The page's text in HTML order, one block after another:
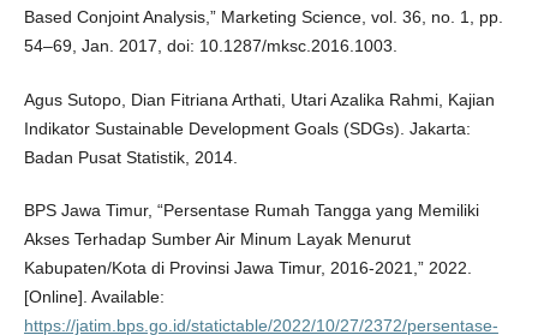
Based Conjoint Analysis,” Marketing Science, vol. 36, no. 1, pp.
54–69, Jan. 2017, doi: 10.1287/mksc.2016.1003.
Agus Sutopo, Dian Fitriana Arthati, Utari Azalika Rahmi, Kajian
Indikator Sustainable Development Goals (SDGs). Jakarta:
Badan Pusat Statistik, 2014.
BPS Jawa Timur, “Persentase Rumah Tangga yang Memiliki
Akses Terhadap Sumber Air Minum Layak Menurut
Kabupaten/Kota di Provinsi Jawa Timur, 2016-2021,” 2022.
[Online]. Available:
https://jatim.bps.go.id/statictable/2022/10/27/2372/persentase-